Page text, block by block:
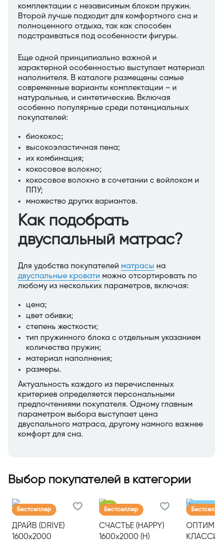
комплектации с независимым блоком пружин.
Второй лучше подходит для комфортного сна и
полноценного отдыха, так как способен
подстраиваться под особенности фигуры.
Еще одной принципиально важной и
характерной особенностью выступает материал
наполнителя. В каталоге размещены самые
современные варианты комплектации – и
натуральные, и синтетические. Включая
особенно популярные среди потенциальных
покупателей:
биококос;
высокоэластичная пена;
их комбинация;
кокосовое волокно;
кокосовое волокно в сочетании с войлоком и
ППУ;
множество других вариантов.
Как подобрать
двуспальный матрас?
Для удобства покупателей матрасы на
двуспальные кровати можно отсортировать по
любому из нескольких параметров, включая:
цена;
цвет обивки;
степень жесткости;
тип пружинного блока с отдельным указанием
количества пружин;
материал наполнения;
размеры.
Актуальность каждого из перечисленных
критериев определяется персональными
предпочтениями покупателя. Одному главным
параметром выбора выступает цена
двуспального матраса, другому намного важнее
комфорт для сна.
Выбор покупателей в категории
Бестселлер
ДРАЙВ (DRIVE)
1600х2000
-15%
Бестселлер
СЧАСТЬЕ (HAPPY)
1600х2000 (Н)
Хит продаж